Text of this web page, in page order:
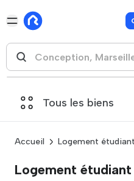
Tous les biens
Accueil Logement étudiant
Logement